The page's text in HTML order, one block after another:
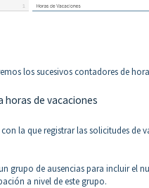
los sucesivos contadores de
horas de vacaciones
la que registrar las solicitudes
grupo de ausencias para incluir el
a nivel de este grupo.